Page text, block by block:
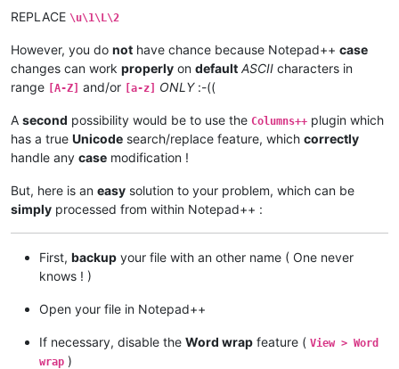
REPLACE \u\1\L\2
However, you do not have chance because Notepad++ case
changes can work properly on default ASCII characters in
range [A-Z] and/or [a-z] ONLY:-((
A second possibility would be to use the Columns++ plugin which
has a true Unicode search/replace feature, which correctly
handle any case modification !
But, here is an easy solution to your problem, which can be
simply processed from within Notepad++ :
First, backup your file with an other name ( One never
knows ! )
Open your file in Notepad++
If necessary, disable the Word wrap feature ( View > Word
wrap )